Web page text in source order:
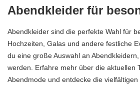
Abendkleider für
Abendkleider sind die perfekte Wahl für
Hochzeiten, Galas und andere festliche
du eine große Auswahl an
werden. Erfahre mehr über die aktuellen
Abendmode und entdecke die